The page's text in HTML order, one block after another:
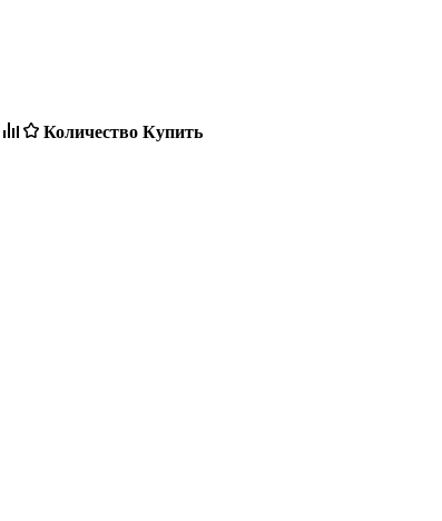
Количество Купить